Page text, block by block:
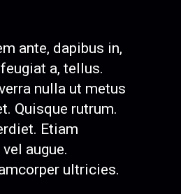
ante, dapibus in,
a, tellus.
nulla ut metus
Quisque rutrum.
Etiam
augue.
ultricies.